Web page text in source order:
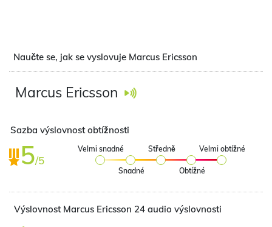
Naučte se, jak se vyslovuje Marcus Ericsson
Marcus Ericsson
Sazba výslovnost obtížnosti
5/5
Velmi snadné
Snadné
Středně
Obtížné
Velmi obtížné
Výslovnost Marcus Ericsson 24 audio výslovnosti